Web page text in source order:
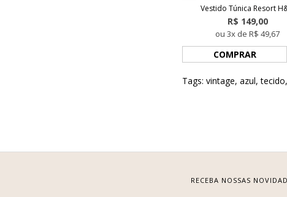
Vestido Túnica Resort
R$ 149,00
ou 3x de R$ 49,67
COMPRAR
Tags: vintage, azul,tecido,
RECEBA NOSSAS